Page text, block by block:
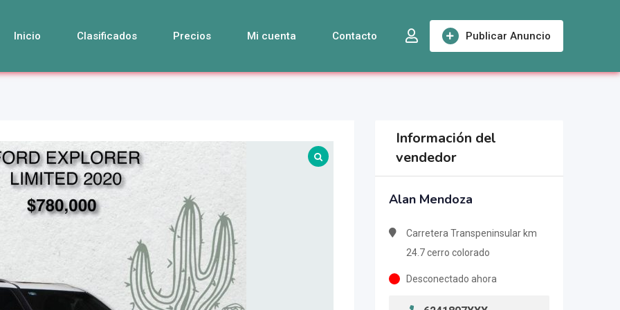
Publicar Anuncio
Inicio Clasificados Precios Mi cuenta Contacto
Información del
vendedor
Alan Mendoza
Carretera Transpeninsular km
24.7 cerro colorado
Desconectado ahora